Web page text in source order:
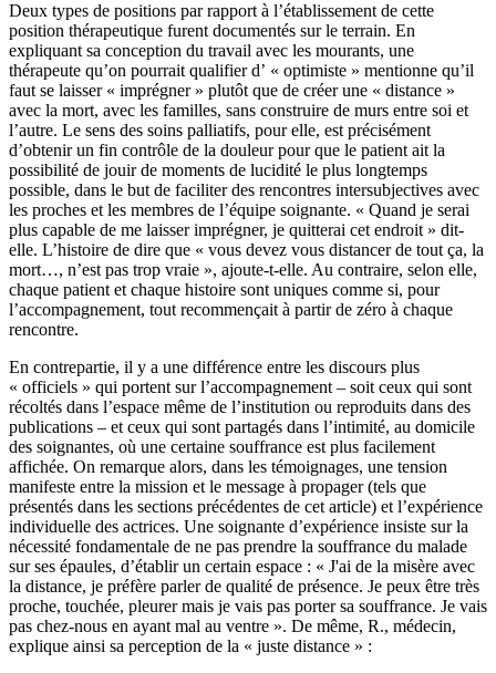
Deux types de positions par rapport à l’établissement de cette
position thérapeutique furent documentés sur le terrain. En
expliquant sa conception du travail avec les mourants, une
thérapeute qu’on pourrait qualifier d’ « optimiste » mentionne qu’il
faut se laisser « imprégner » plutôt que de créer une « distance »
avec la mort, avec les familles, sans construire de murs entre soi et
l’autre. Le sens des soins palliatifs, pour elle, est précisément
d’obtenir un fin contrôle de la douleur pour que le patient ait la
possibilité de jouir de moments de lucidité le plus longtemps
possible, dans le but de faciliter des rencontres intersubjectives avec
les proches et les membres de l’équipe soignante. « Quand je serai
plus capable de me laisser imprégner, je quitterai cet endroit » dit-
elle. L’histoire de dire que « vous devez vous distancer de tout ça, la
mort…, n’est pas trop vraie », ajoute-t-elle. Au contraire, selon elle,
chaque patient et chaque histoire sont uniques comme si, pour
l’accompagnement, tout recommençait à partir de zéro à chaque
rencontre.
En contrepartie, il y a une différence entre les discours plus
« officiels » qui portent sur l’accompagnement – soit ceux qui sont
récoltés dans l’espace même de l’institution ou reproduits dans des
publications – et ceux qui sont partagés dans l’intimité, au domicile
des soignantes, où une certaine souffrance est plus facilement
affichée. On remarque alors, dans les témoignages, une tension
manifeste entre la mission et le message à propager (tels que
présentés dans les sections précédentes de cet article) et l’expérience
individuelle des actrices. Une soignante d’expérience insiste sur la
nécessité fondamentale de ne pas prendre la souffrance du malade
sur ses épaules, d’établir un certain espace : « J'ai de la misère avec
la distance, je préfère parler de qualité de présence. Je peux être très
proche, touchée, pleurer mais je vais pas porter sa souffrance. Je vais
pas chez-nous en ayant mal au ventre ». De même, R., médecin,
explique ainsi sa perception de la « juste distance » :